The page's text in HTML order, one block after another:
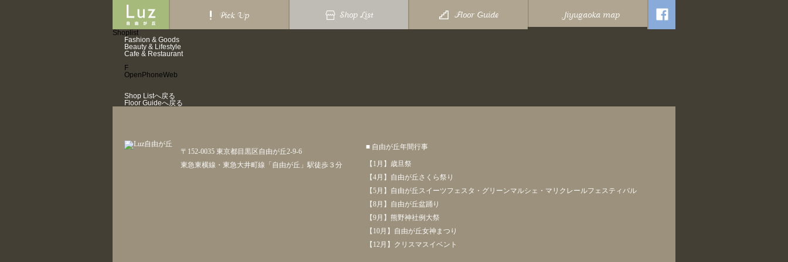
Pick Up Shop List Floor Guide Jiyugaoka map
Shoplist
Fashion & Goods
Beauty & Lifestyle
Cafe & Restaurant
F
Open PhoneWeb
Shop Listへ戻る
Floor Guideへ戻る
〒152-0035 東京都目黒区自由が丘2-9-6
東急東横線・東急大井町線「自由が丘」駅徒歩３分
■ 自由が丘年間行事
【1月】歳旦祭
【4月】自由が丘さくら祭り
【5月】自由が丘スイーツフェスタ・グリーンマルシェ・マリクレールフェスティバル
【8月】自由が丘盆踊り
【9月】熊野神社例大祭
【10月】自由が丘女神まつり
【12月】クリスマスイベント